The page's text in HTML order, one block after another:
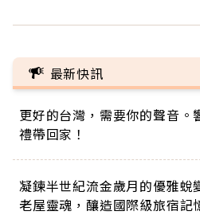
最新快訊
更好的台灣，需要你的聲音。
禮帶回家！
凝鍊半世紀流金歲月的優雅蛻
老屋靈魂，釀造國際級旅宿記